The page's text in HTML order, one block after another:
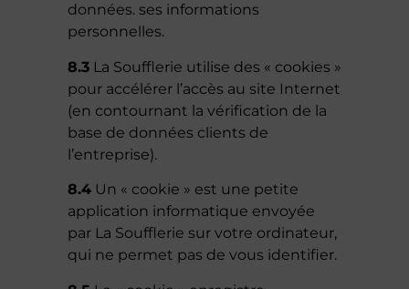
données. ses informations
personnelles.
8.3 La Soufflerie utilise des « cookies »
pour accélérer l’accès au site Internet
(en contournant la vérification de la
base de données clients de
l’entreprise).
8.4 Un « cookie » est une petite
application informatique envoyée
par La Soufflerie sur votre ordinateur,
qui ne permet pas de vous identifier.